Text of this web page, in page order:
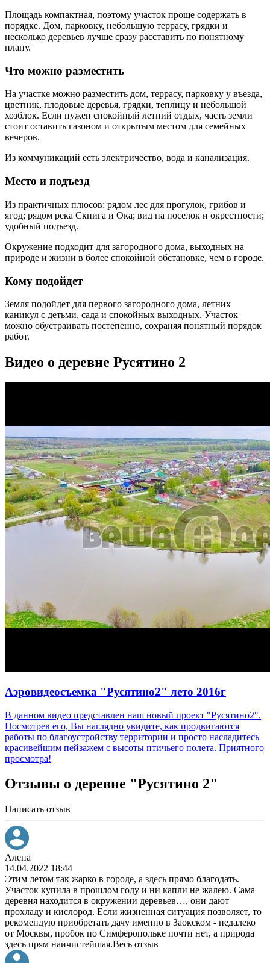
Площадь компактная, поэтому участок проще содержать в
порядке. Дом, парковку, небольшую террасу, грядки и
несколько деревьев лучше сразу расставить по понятному
плану.
Что можно разместить
На участке можно разместить дом, террасу, парковку у въезда,
цветник, плодовые деревья, грядки, теплицу и небольшой
хозблок. Если нужен спокойный летний отдых, часть земли
стоит оставить газоном и открытым местом для семейных
вечеров.
Из коммуникаций есть электричество, вода и канализация.
Место и подъезд
Из практичных плюсов: рядом лес для прогулок, грибов и
ягод; рядом река Скнига и Ока; вид на поселок и окрестности;
удобный подъезд.
Окружение подходит для загородного дома, выходных на
природе и жизни в более спокойной обстановке, чем в городе.
Кому подойдет
Земля подойдет для первого загородного дома, летних
каникул с детьми, сада и спокойных выходных. Участок
можно обустраивать постепенно, сохраняя понятный порядок
работ.
Видео о деревне Русятино 2
Аэровидеосъемка "Русятино2" лето 2016г
В данном видео представлен наш новый проект "Русятино2".
Посмотрев его, Вы наглядно увидите, как продвигаются
работы по благоустройству территории и просто насладитесь
красивейшим пейзажем с высоты птичьего полета. Приятного
просмотра!
Отзывы о деревне "Русятино 2"
Написать отзыв
Алена
14.04.2022 18:44
Этим летом так жарко в городе, а здесь прямо благодать.
Участок купила в прошлом году и ни капли не жалею. Сама
деревня находится в окружении деревьев…, они дают
прохладу и кислород. Если жизненная ситуация позволяет, то
рекомендую приобретать дачу именно в Заокском - недалеко
от Москвы, пробок по Симферопольке почти нет, а природа
здесь прям наичистейшая.Весь отзыв